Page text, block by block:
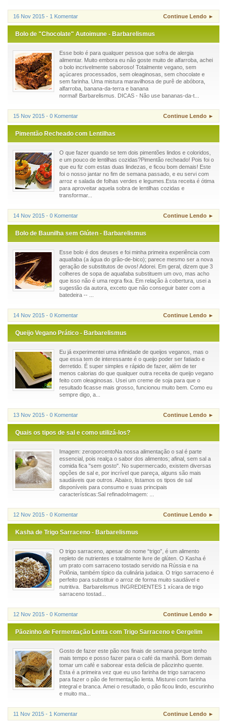
16 Nov 2015 - 1 Komentar Continue Lendo ►
Bolo de "Chocolate" Autoimune - Barbarelismus
Esse bolo é para qualquer pessoa que sofra de alergia
alimentar. Muito embora eu não goste muito de alfarroba, achei
o bolo incrivelmente saboroso! Totalmente vegano, sem
açúcares processados, sem oleaginosas, sem chocolate e
sem farinha. Uma mistura maravilhosa de purê de abóbora,
alfarroba, banana-da-terra e banana
normal! Barbarelismus. DICAS - Não use bananas-da-t...
15 Nov 2015 - 0 Komentar Continue Lendo ►
Pimentão Recheado com Lentilhas
O que fazer quando se tem dois pimentões lindos e coloridos,
e um pouco de lentilhas cozidas?Pimentão recheado! Pois foi o
que eu fiz com estas duas lindezas, e ficou bom demais! Este
foi o nosso jantar no fim de semana passado, e eu servi com
arroz e salada de folhas verdes e legumes.Esta receita é ótima
para aproveitar aquela sobra de lentilhas cozidas e
transformar...
14 Nov 2015 - 0 Komentar Continue Lendo ►
Bolo de Baunilha sem Glúten - Barbarelismus
Esse bolo é dos deuses e foi minha primeira experiência com
aquafaba (a água do grão-de-bico); parece mesmo ser a nova
geração de substitutos de ovos! Adorei. Em geral, dizem que 3
colheres de sopa de aquafaba substituem um ovo, mas acho
que isso não é uma regra fixa. Em relação à cobertura, usei a
sugestão da autora, exceto que não conseguir bater com a
batedeira -- ...
14 Nov 2015 - 0 Komentar Continue Lendo ►
Queijo Vegano Prático - Barbarelismus
Eu já experimentei uma infinidade de queijos veganos, mas o
que essa tem de interessante é o queijo poder ser fatiado e
derretido. É super simples e rápido de fazer, além de ter
menos calorias do que qualquer outra receita de queijo vegano
feito com oleaginosas. Usei um creme de soja para que o
resultado ficasse mais grosso, funcionou muito bem. Como eu
sempre digo, a...
13 Nov 2015 - 0 Komentar Continue Lendo ►
Quais os tipos de sal e como utilizá-los?
Imagem: zeroporcentoNa nossa alimentação o sal é parte
essencial, pois realça o sabor dos alimentos; afinal, sem sal a
comida fica "sem gosto". No supermercado, existem diversas
opções de sal e, por incrível que pareça, alguns são mais
saudáveis que outros. Abaixo, listamos os tipos de sal
disponíveis para consumo e suas principais
características:Sal refinadoImagem: ...
12 Nov 2015 - 0 Komentar Continue Lendo ►
Kasha de Trigo Sarraceno - Barbarelismus
O trigo sarraceno, apesar do nome “trigo”, é um alimento
repleto de nutrientes e totalmente livre de glúten. O Kasha é
um prato com sarraceno tostado servido na Rússia e na
Polônia, também típico da culinária judaica. O trigo sarraceno é
perfeito para substituir o arroz de forma muito saudável e
nutritiva. Barbarelismus INGREDIENTES 1 xícara de trigo
sarraceno tostad...
12 Nov 2015 - 0 Komentar Continue Lendo ►
Pãozinho de Fermentação Lenta com Trigo Sarraceno e Gergelim
Gosto de fazer este pão nos finais de semana porque tenho
mais tempo e posso fazer para o café da manhã. Bom demais
tomar um café e saborear esta delícia de pãozinho quente.
Esta é a primeira vez que eu uso farinha de trigo sarraceno
para fazer o pão de fermentação lenta. Misturei com farinha
integral e branca. Amei o resultado, o pão ficou lindo, escurinho
e muito ma...
11 Nov 2015 - 1 Komentar Continue Lendo ►